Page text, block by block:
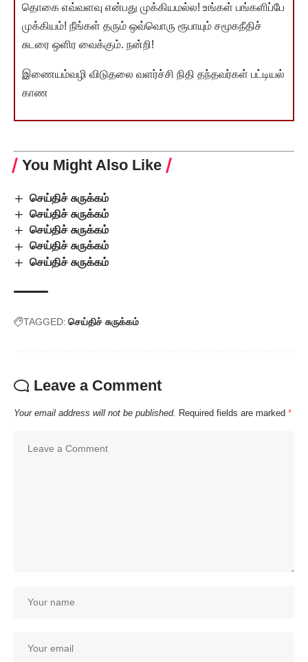
தொகை எவ்வளவு என்பது முக்கியமல்ல! உங்கள் பங்களிப்பே
முக்கியம்! நீங்கள் தரும் ஒவ்வொரு ரூபாயும் சமூகநீதிச்
சுடரை ஒளிர வைக்கும். நன்றி!
இணையம்வழி விடுதலை வளர்ச்சி நிதி தந்தவர்கள் பட்டியல்
காண
You Might Also Like
செய்திச் சுருக்கம்
செய்திச் சுருக்கம்
செய்திச் சுருக்கம்
செய்திச் சுருக்கம்
செய்திச் சுருக்கம்
TAGGED: செய்திச் சுருக்கம்
Leave a Comment
Your email address will not be published. Required fields are marked *